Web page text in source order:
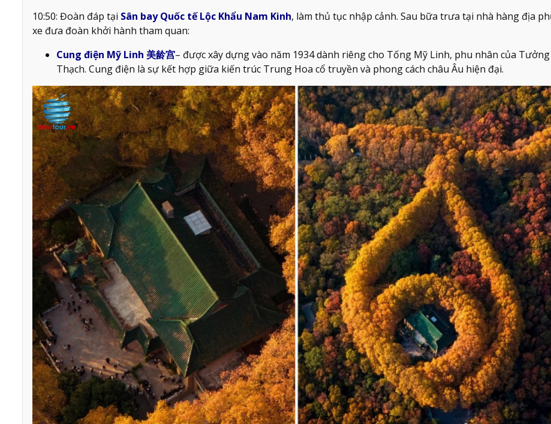
10:50: Đoàn đáp tại Sân bay Quốc tế Lộc Khẩu Nam Kinh, làm thủ tục nhập cảnh. Sau bữa trưa tại nhà hàng địa
xe đưa đoàn khởi hành tham quan:
Cung điện Mỹ Linh 美龄宫– được xây dựng vào năm 1934 dành riêng cho Tống Mỹ Linh, phu nhân của Tưởng
Thạch. Cung điện là sự kết hợp giữa kiến trúc Trung Hoa cổ truyền và phong cách châu Âu hiện đại.